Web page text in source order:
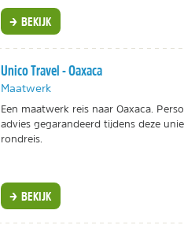
BEKIJK
Unico Travel - Oaxaca
Maatwerk
Een maatwerk reis naar Oaxaca.
advies gegarandeerd tijdens deze
rondreis.
BEKIJK